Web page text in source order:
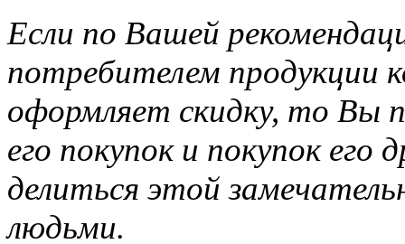
Если по Вашей
потребителем продукции
оформляет скидку, то Вы
его покупок и покупок
делиться этой
людьми.